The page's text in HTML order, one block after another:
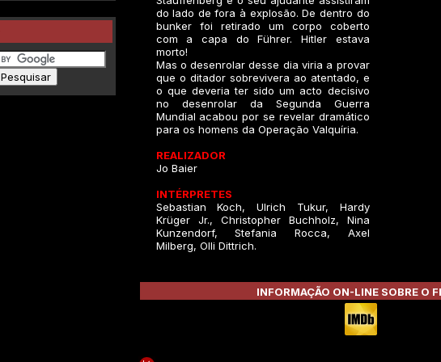
do lado de fora à explosão. De dentro do
bunker foi retirado um corpo coberto
com a capa do Führer. Hitler estava
morto!
Mas o desenrolar desse dia viria a provar
que o ditador sobrevivera ao atentado, e
o que deveria ter sido um acto decisivo
no desenrolar da Segunda Guerra
Mundial acabou por se revelar dramático
para os homens da Operação Valquíria.
REALIZADOR
Jo Baier
INTÉRPRETES
Sebastian Koch, Ulrich Tukur, Hardy
Krüger Jr., Christopher Buchholz, Nina
Kunzendorf, Stefania Rocca, Axel
Milberg, Olli Dittrich.
INFORMAÇÃO ON-LINE SOBRE O